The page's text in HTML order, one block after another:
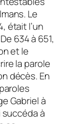
Le
était l’un
634 à 651,
et le
la parole
décès. En
Gabriel à
succéda à